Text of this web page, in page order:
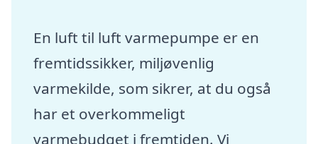
En luft til luft varmepumpe er en
fremtidssikker, miljøvenlig
varmekilde, som sikrer, at du også
har et overkommeligt
varmebudget i fremtiden. Vi